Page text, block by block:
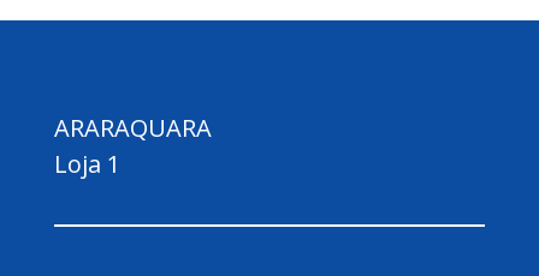
ARARAQUARA
Loja 1